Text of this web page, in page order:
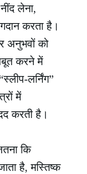
लेना,
करता है।
अनुभवों को
करने में
लर्निंग”
में
करती है।
कि
है, मस्तिष्क